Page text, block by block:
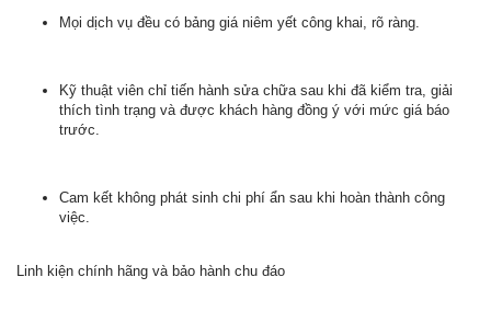
Mọi dịch vụ đều có bảng giá niêm yết công khai, rõ ràng.
Kỹ thuật viên chỉ tiến hành sửa chữa sau khi đã kiểm tra, giải
thích tình trạng và được khách hàng đồng ý với mức giá báo
trước.
Cam kết không phát sinh chi phí ẩn sau khi hoàn thành công
việc.
Linh kiện chính hãng và bảo hành chu đáo